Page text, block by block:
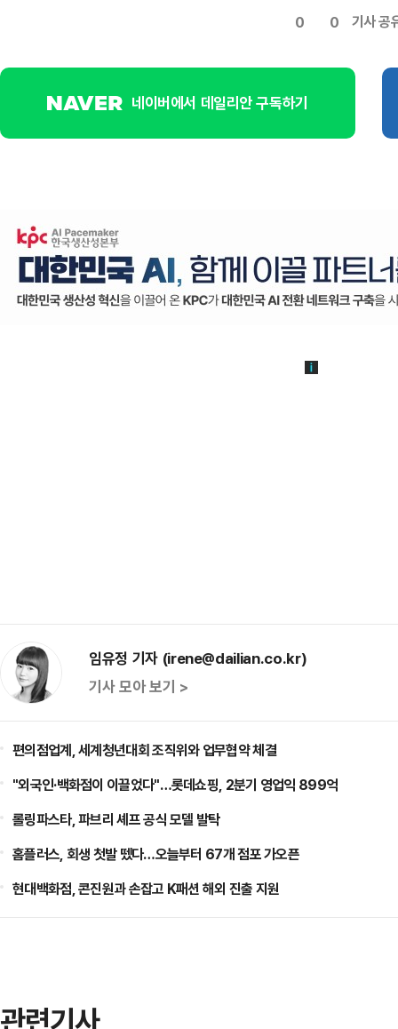
0 0 기사 공
네이버에서 데일리안 구독하기
임유정 기자 (irene@dailian.co.kr)
기사 모아 보기 >
편의점업계, 세계청년대회 조직위와 업무협약 체결
"외국인·백화점이 이끌었다"…롯데쇼핑, 2분기 영업익 899억
롤링파스타, 파브리 셰프 공식 모델 발탁
홈플러스, 회생 첫발 뗐다…오늘부터 67개 점포 가오픈
현대백화점, 콘진원과 손잡고 K패션 해외 진출 지원
관련기사